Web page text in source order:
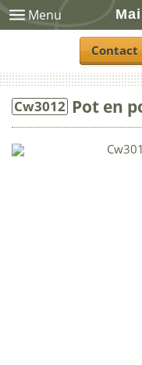
Menu
Contact
Cw3012 Pot en